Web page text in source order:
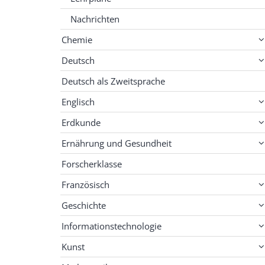
Nachrichten
Chemie
Deutsch
Deutsch als Zweitsprache
Englisch
Erdkunde
Ernährung und Gesundheit
Forscherklasse
Französisch
Geschichte
Informationstechnologie
Kunst